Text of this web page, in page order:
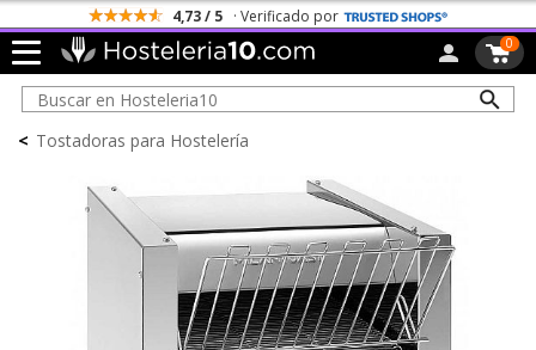
4,73 / 5 · Verificado por
0
< Tostadoras para Hostelería